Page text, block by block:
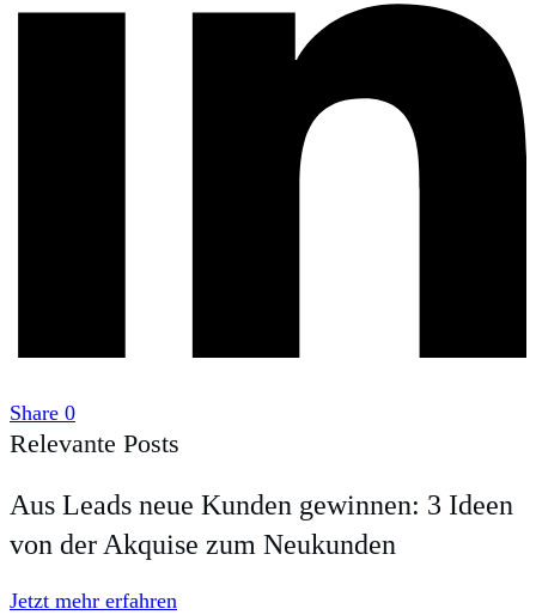
Share 0
Relevante Posts
Aus Leads neue Kunden gewinnen: 3 Ideen
von der Akquise zum Neukunden
Jetzt mehr erfahren